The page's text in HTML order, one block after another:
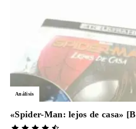
Análisis
«Spider-Man: lejos de casa»